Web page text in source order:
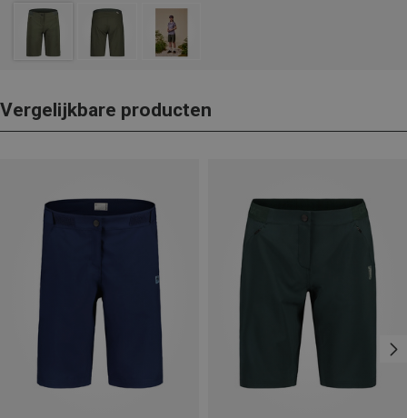
Vergelijkbare producten